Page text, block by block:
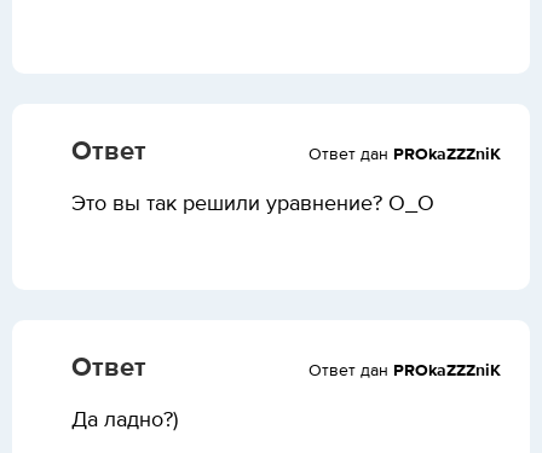
Ответ Ответ дан PROkaZZZniK
Это вы так решили уравнение? O_O
Ответ Ответ дан PROkaZZZniK
Да ладно?)